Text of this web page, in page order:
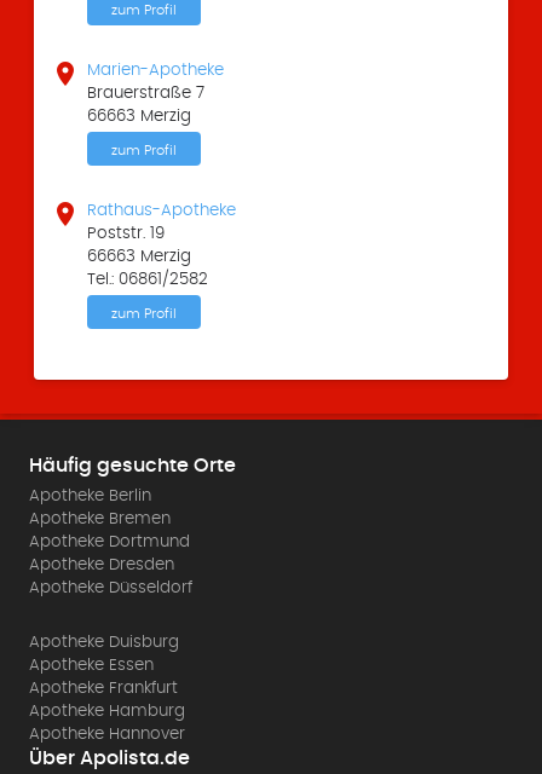
zum Profil

Marien-Apotheke
Brauerstraße 7
66663 Merzig
zum Profil

Rathaus-Apotheke
Poststr. 19
66663 Merzig
Tel.: 06861/2582
zum Profil
Häufig gesuchte Orte
Apotheke Berlin
Apotheke Bremen
Apotheke Dortmund
Apotheke Dresden
Apotheke Düsseldorf
Apotheke Duisburg
Apotheke Essen
Apotheke Frankfurt
Apotheke Hamburg
Apotheke Hannover
Über Apolista.de